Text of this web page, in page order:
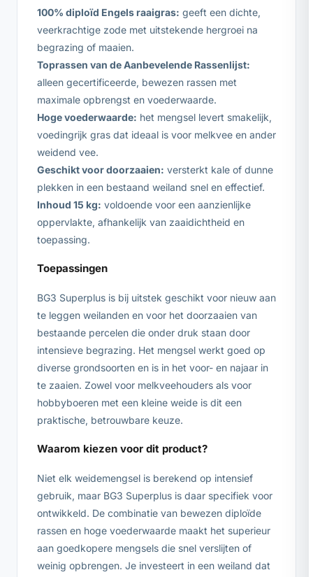
100% diploïd Engels raaigras: geeft een dichte,
veerkrachtige zode met uitstekende hergroei na
begrazing of maaien.
Toprassen van de Aanbevelende Rassenlijst:
alleen gecertificeerde, bewezen rassen met
maximale opbrengst en voederwaarde.
Hoge voederwaarde: het mengsel levert smakelijk,
voedingrijk gras dat ideaal is voor melkvee en ander
weidend vee.
Geschikt voor doorzaaien: versterkt kale of dunne
plekken in een bestaand weiland snel en effectief.
Inhoud 15 kg: voldoende voor een aanzienlijke
oppervlakte, afhankelijk van zaaidichtheid en
toepassing.
Toepassingen
BG3 Superplus is bij uitstek geschikt voor nieuw aan
te leggen weilanden en voor het doorzaaien van
bestaande percelen die onder druk staan door
intensieve begrazing. Het mengsel werkt goed op
diverse grondsoorten en is in het voor- en najaar in
te zaaien. Zowel voor melkveehouders als voor
hobbyboeren met een kleine weide is dit een
praktische, betrouwbare keuze.
Waarom kiezen voor dit product?
Niet elk weidemengsel is berekend op intensief
gebruik, maar BG3 Superplus is daar specifiek voor
ontwikkeld. De combinatie van bewezen diploïde
rassen en hoge voederwaarde maakt het superieur
aan goedkopere mengsels die snel verslijten of
weinig opbrengen. Je investeert in een weiland dat